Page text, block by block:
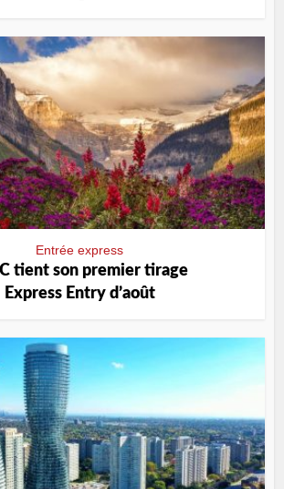
Entrée express
tient son premier tirage
Express Entry d’août